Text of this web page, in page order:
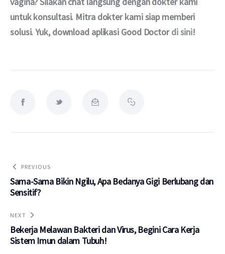
untuk konsultasi. Mitra dokter kami siap memberi
solusi. Yuk, download aplikasi Good Doctor di sini!
PREVIOUS
Sama-Sama Bikin Ngilu, Apa Bedanya Gigi Berlubang dan
Sensitif?
NEXT
Bekerja Melawan Bakteri dan Virus, Begini Cara Kerja
Sistem Imun dalam Tubuh!